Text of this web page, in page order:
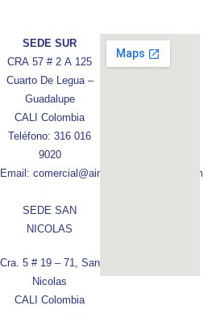
SEDE SUR
CRA 57 # 2 A 125
Cuarto De Legua –
Guadalupe
CALI Colombia
Teléfono: 316 016
9020
Email: comercial@aireconfortcolombia.com
SEDE SAN
NICOLAS
Cra. 5 # 19 – 71, San
Nicolas
CALI Colombia